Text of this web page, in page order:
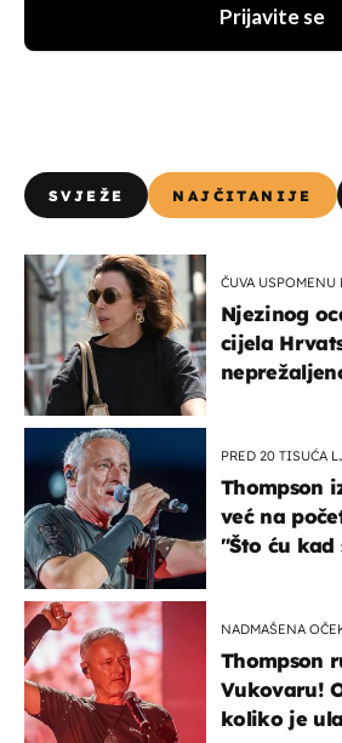
Prijavite se
SVJEŽE NAJČITANIJE
ČUVA
Njezinog
cijela
PRED 20 TISUĆA
Thompson
već na
"Što ću kad
NADMAŠENA
Thompson
Vukovaru!
koliko je